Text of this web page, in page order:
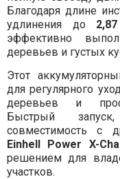
Благодаря длине
удлинения до
эффективно
деревьев и густых
Этот
для регулярного
деревьев и
Быстрый
совместимость с
Einhell Power X-
решением для
участков.